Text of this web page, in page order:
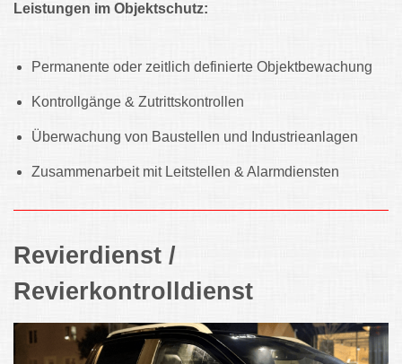
Leistungen im Objektschutz:
Permanente oder zeitlich definierte Objektbewachung
Kontrollgänge & Zutrittskontrollen
Überwachung von Baustellen und Industrieanlagen
Zusammenarbeit mit Leitstellen & Alarmdiensten
Revierdienst /
Revierkontrolldienst